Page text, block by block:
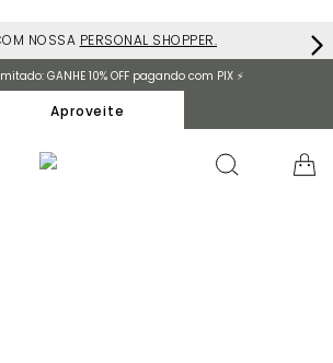
NOSSA PERSONAL SHOPPER.
GANHE 10% OFF pagando com PIX ⚡️
Aproveite